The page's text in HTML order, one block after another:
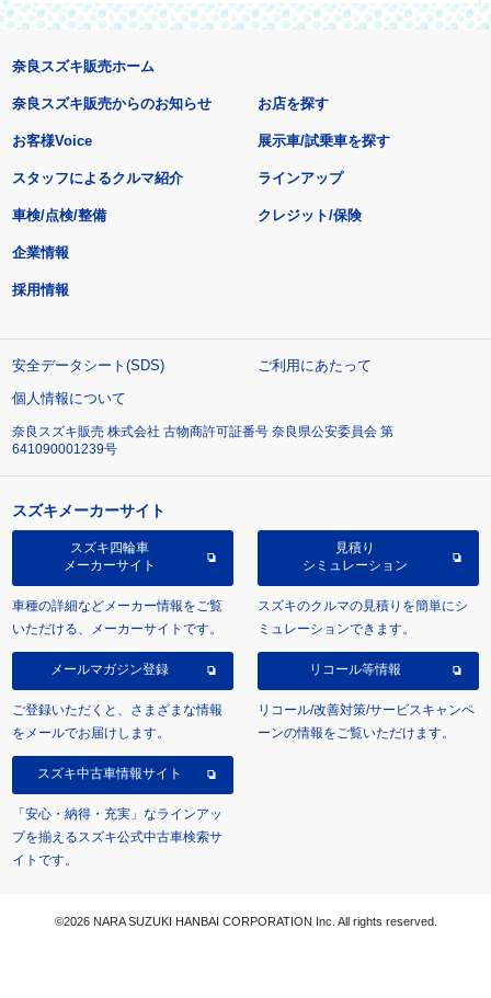
奈良スズキ販売ホーム
奈良スズキ販売からのお知らせ
お客様Voice
スタッフによるクルマ紹介
お店を探す
展示車/試乗車を探す
ラインアップ
車検/点検/整備 クレジット/保険
企業情報
採用情報
安全データシート(SDS)
ご利用にあたって
個人情報について
奈良スズキ販売 株式会社 古物商許可証番号 奈良県公安委員会 第
641090001239号
スズキメーカーサイト
スズキ四輪車
メーカーサイト
車種の詳細などメーカー情報をご覧
いただける、メーカーサイトです。
見積り
シミュレーション
スズキのクルマの見積りを簡単にシ
ミュレーションできます。
メールマガジン登録
ご登録いただくと、さまざまな情報
をメールでお届けします。
リコール等情報
リコール/改善対策/サービスキャンペ
ーンの情報をご覧いただけます。
スズキ中古車情報サイト
「安心・納得・充実」なラインアッ
プを揃えるスズキ公式中古車検索サ
イトです。
©2026 NARA SUZUKI HANBAI CORPORATION Inc. All rights reserved.